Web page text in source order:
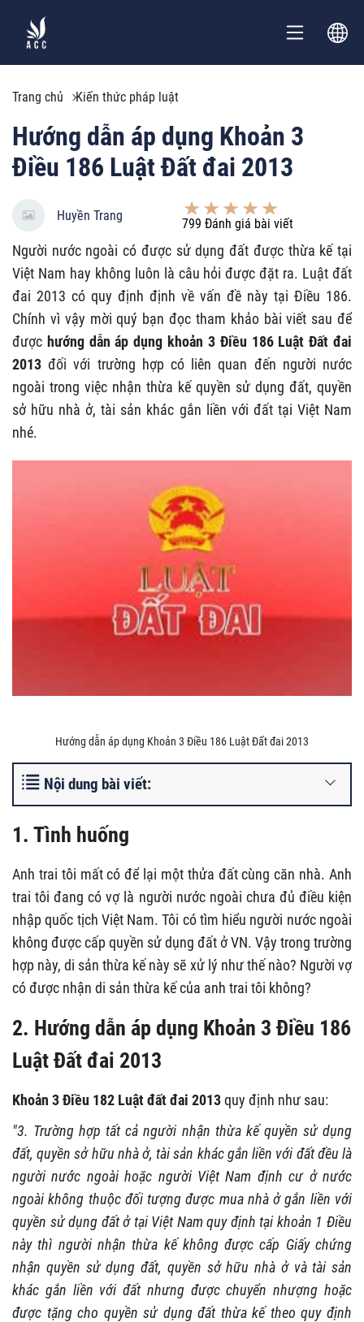
Trang chủ Kiến thức pháp luật
Hướng dẫn áp dụng Khoản 3
Điều 186 Luật Đất đai 2013
Huyền Trang
799 Đánh giá bài viết
Người nước ngoài có được sử dụng đất được thừa kế tại
Việt Nam hay không luôn là câu hỏi được đặt ra. Luật đất
đai 2013 có quy định định về vấn đề này tại Điều 186.
Chính vì vậy mời quý bạn đọc tham khảo bài viết sau để
được hướng dẫn áp dụng khoản 3 Điều 186 Luật Đất đai
2013 đối với trường hợp có liên quan đến người nước
ngoài trong việc nhận thừa kế quyền sử dụng đất, quyền
sở hữu nhà ở, tài sản khác gắn liền với đất tại Việt Nam
nhé.
Hướng dẫn áp dụng Khoản 3 Điều 186 Luật Đất đai 2013
Nội dung bài viết:
1. Tình huống
Anh trai tôi mất có để lại một thửa đất cùng căn nhà. Anh
trai tôi đang có vợ là người nước ngoài chưa đủ điều kiện
nhập quốc tịch Việt Nam. Tôi có tìm hiểu người nước ngoài
không được cấp quyền sử dụng đất ở VN. Vậy trong trường
hợp này, di sản thừa kế này sẽ xử lý như thế nào? Người vợ
có được nhận di sản thừa kế của anh trai tôi không?
2. Hướng dẫn áp dụng Khoản 3 Điều 186
Luật Đất đai 2013
Khoản 3 Điều 182 Luật đất đai 2013quy định như sau:
"3. Trường hợp tất cả người nhận thừa kế quyền sử dụng
đất, quyền sở hữu nhà ở, tài sản khác gắn liền với đất đều là
người nước ngoài hoặc người Việt Nam định cư ở nước
ngoài không thuộc đối tượng được mua nhà ở gắn liền với
quyền sử dụng đất ở tại Việt Nam quy định tại khoản 1 Điều
này thì người nhận thừa kế không được cấp Giấy chứng
nhận quyền sử dụng đất, quyền sở hữu nhà ở và tài sản
khác gắn liền với đất nhưng được chuyển nhượng hoặc
được tặng cho quyền sử dụng đất thừa kế theo quy định